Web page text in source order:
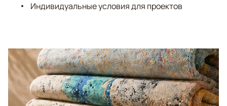
Индивидуальные условия для проектов